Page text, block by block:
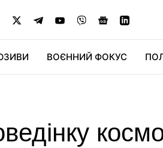
ВОЄННИЙ ФОКУС